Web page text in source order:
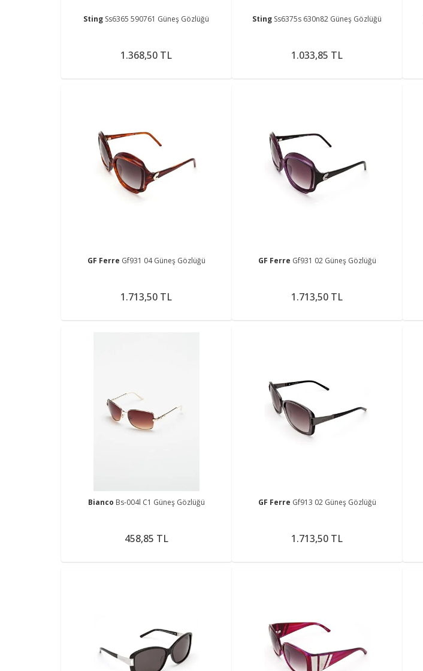
Sting Ss6365 590761 Güneş Gözlüğü
1.368,50 TL
Sting Ss6375s 630n82 Güneş Gözlüğü
1.033,85 TL
GF Ferre Gf931 04 Güneş Gözlüğü
1.713,50 TL
GF Ferre Gf931 02 Güneş Gözlüğü
1.713,50 TL
Bianco Bs-004l C1 Güneş Gözlüğü
458,85 TL
GF Ferre Gf913 02 Güneş Gözlüğü
1.713,50 TL